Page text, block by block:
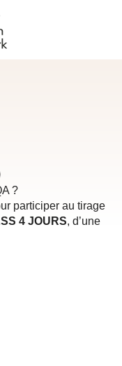
?
participer au tirage
4 JOURS, d’une